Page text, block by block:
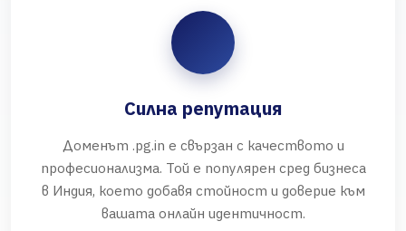
Силна репутация
Доменът .pg.in е свързан с качеството и
професионализма. Той е популярен сред бизнеса
в Индия, което добавя стойност и доверие към
вашата онлайн идентичност.